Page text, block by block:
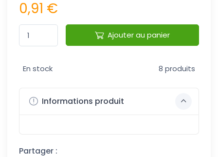
0,91 €
Ajouter au panier
En stock 8 produits
Informations produit
Partager :